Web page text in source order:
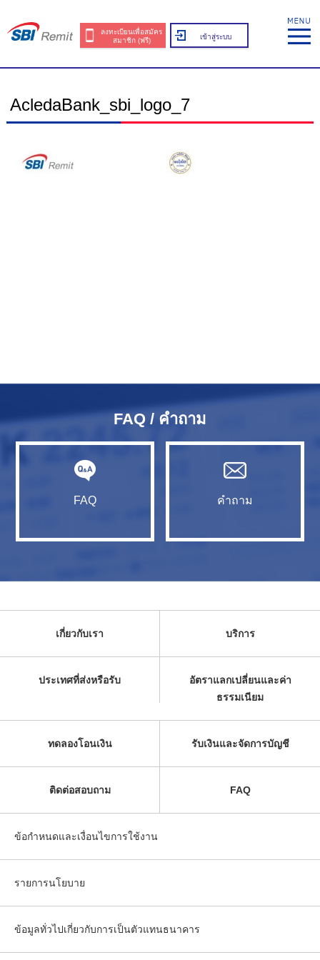
ลงทะเบียนเพื่อสมัคร
สมาชิก (ฟรี)
เข้าสู่ระบบ
AcledaBank_sbi_logo_7
FAQ / คำถาม
FAQ คำถาม
เกี่ยวกับเรา บริการ
ประเทศที่ส่งหรือรับ
อัตราแลกเปลี่ยนและค่า
ธรรมเนียม
ทดลองโอนเงิน รับเงินและจัดการบัญชี
ติดต่อสอบถาม FAQ
ข้อกำหนดและเงื่อนไขการใช้งาน
รายการนโยบาย
ข้อมูลทั่วไปเกี่ยวกับการเป็นตัวแทนธนาคาร